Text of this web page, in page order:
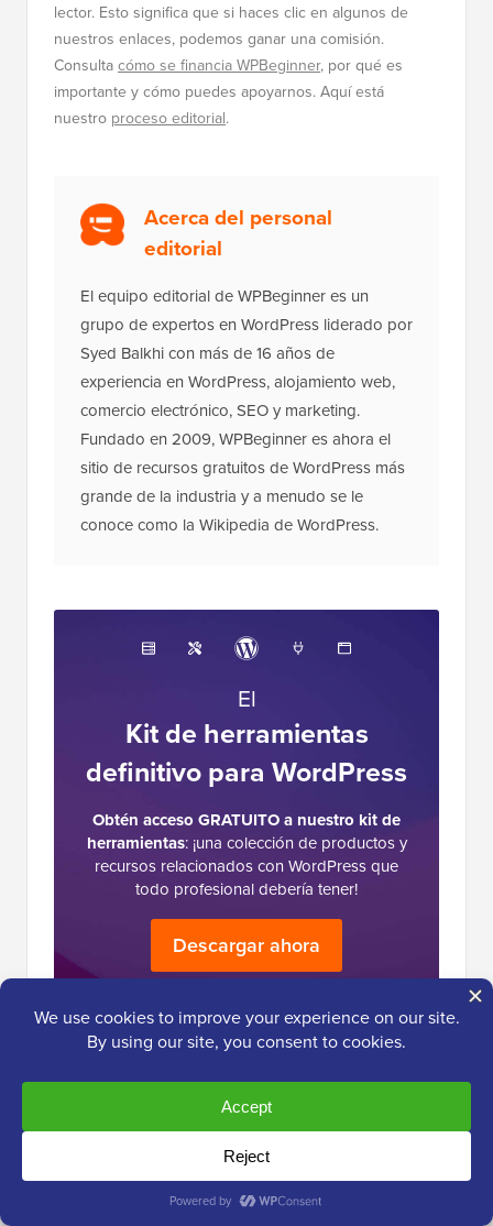
lector. Esto significa que si haces clic en algunos de
nuestros enlaces, podemos ganar una comisión.
Consultacómo se financia WPBeginner, por qué es
importante y cómo puedes apoyarnos. Aquí está
nuestro proceso editorial.
Acerca del personal
editorial
El equipo editorial de WPBeginner es un
grupo de expertos en WordPress liderado por
Syed Balkhi con más de 16 años de
experiencia en WordPress, alojamiento web,
comercio electrónico, SEO y marketing.
Fundado en 2009, WPBeginner es ahora el
sitio de recursos gratuitos de WordPress más
grande de la industria y a menudo se le
conoce como la Wikipedia de WordPress.
El
Kit de herramientas
definitivo para WordPress
Obtén acceso GRATUITO a nuestro kit de
herramientas: ¡una colección de productos y
recursos relacionados con WordPress que
todo profesional debería tener!
Descargar ahora
Interacciones
del
lector
182
Comentarios
respuesta